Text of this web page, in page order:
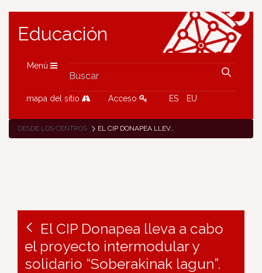
Educación
Menú
mapa del sitio Acceso ES EU
DESDE LOS CENTROS EL CIP DONAPEA LLEVA A CABO EL PROYECTO INTERMODULAR Y SOLIDARIO “SOBERAKINAK LAGUN”.
El CIP Donapea lleva a cabo
el proyecto intermodular y
solidario “Soberakinak lagun”.